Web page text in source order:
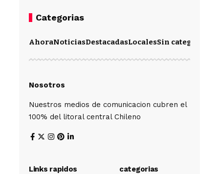
Categorias
AhoraNoticiasDestacadasLocalesSin categoría
Nosotros
Nuestros medios de comunicacion cubren el
100% del litoral central Chileno
Links rapidos categorias